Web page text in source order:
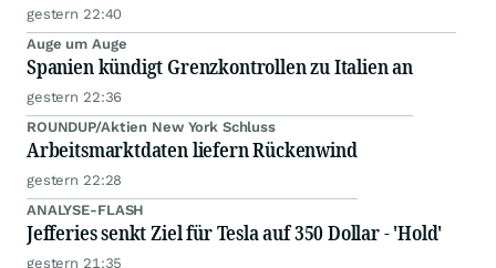
gestern 22:40
Auge um Auge
Spanien kündigt Grenzkontrollen zu Italien an
gestern 22:36
ROUNDUP/Aktien New York Schluss
Arbeitsmarktdaten liefern Rückenwind
gestern 22:28
ANALYSE-FLASH
Jefferies senkt Ziel für Tesla auf 350 Dollar - 'Hold'
gestern 21:35